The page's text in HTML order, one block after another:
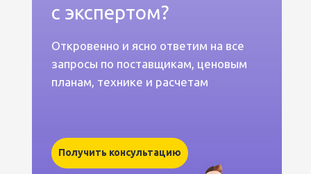
с экспертом?
Откровенно и ясно ответим на все
запросы по поставщикам, ценовым
планам, технике и расчетам
Получить консультацию